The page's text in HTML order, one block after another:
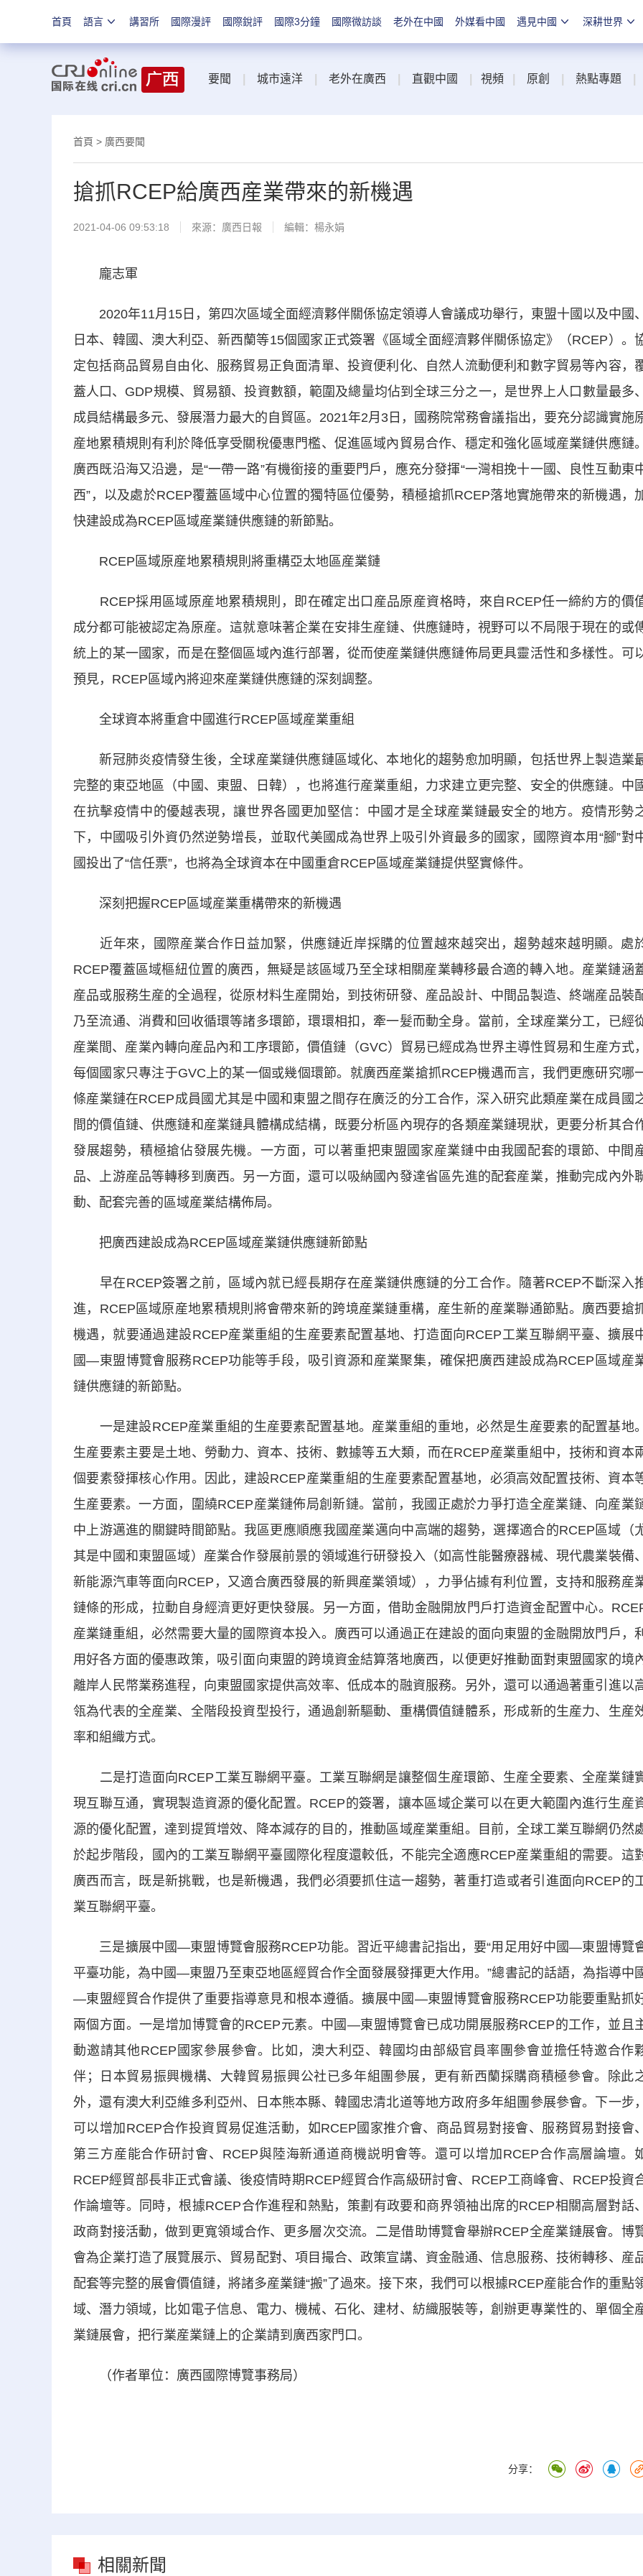
首頁 語言 講習所 國際漫評 國際銳評 國際3分鐘 國際微訪談 老外在中國 外媒看中國 遇見中國 深耕世界
要聞 城市遠洋 老外在廣西 直觀中國 視頻 原創 熱點專題
首頁 > 廣西要聞
搶抓RCEP給廣西産業帶來的新機遇
2021-04-06 09:53:18 來源： 廣西日報 編輯：楊永娟
龐志軍
2020年11月15日，第四次區域全面經濟夥伴關係協定領導人會議成功舉行，東盟十國以及中國、
日本、韓國、澳大利亞、新西蘭等15個國家正式簽署《區域全面經濟夥伴關係協定》（RCEP）。
定包括商品貿易自由化、服務貿易正負面清單、投資便利化、自然人流動便利和數字貿易等內容，
蓋人口、GDP規模、貿易額、投資數額，範圍及總量均佔到全球三分之一，是世界上人口數量最多、
成員結構最多元、發展潛力最大的自貿區。2021年2月3日，國務院常務會議指出，要充分認識實施
産地累積規則有利於降低享受關稅優惠門檻、促進區域內貿易合作、穩定和強化區域産業鏈供應鏈。
廣西既沿海又沿邊，是“一帶一路”有機銜接的重要門戶，應充分發揮“一灣相挽十一國、良性互動東
西”，以及處於RCEP覆蓋區域中心位置的獨特區位優勢，積極搶抓RCEP落地實施帶來的新機遇，
快建設成為RCEP區域産業鏈供應鏈的新節點。
RCEP區域原産地累積規則將重構亞太地區産業鏈
RCEP採用區域原産地累積規則，即在確定出口産品原産資格時，來自RCEP任一締約方的價
成分都可能被認定為原産。這就意味著企業在安排生産鏈、供應鏈時，視野可以不局限于現在的或
統上的某一國家，而是在整個區域內進行部署，從而使産業鏈供應鏈佈局更具靈活性和多樣性。可
預見，RCEP區域內將迎來産業鏈供應鏈的深刻調整。
全球資本將重倉中國進行RCEP區域産業重組
新冠肺炎疫情發生後，全球産業鏈供應鏈區域化、本地化的趨勢愈加明顯，包括世界上製造業
完整的東亞地區（中國、東盟、日韓），也將進行産業重組，力求建立更完整、安全的供應鏈。中
在抗擊疫情中的優越表現，讓世界各國更加堅信：中國才是全球産業鏈最安全的地方。疫情形勢
下，中國吸引外資仍然逆勢增長，並取代美國成為世界上吸引外資最多的國家，國際資本用“腳”對
國投出了“信任票”，也將為全球資本在中國重倉RCEP區域産業鏈提供堅實條件。
深刻把握RCEP區域産業重構帶來的新機遇
近年來，國際産業合作日益加緊，供應鏈近岸採購的位置越來越突出，趨勢越來越明顯。處
RCEP覆蓋區域樞紐位置的廣西，無疑是該區域乃至全球相關産業轉移最合適的轉入地。産業鏈涵
産品或服務生産的全過程，從原材料生産開始，到技術研發、産品設計、中間品製造、終端産品裝
乃至流通、消費和回收循環等諸多環節，環環相扣，牽一髮而動全身。當前，全球産業分工，已經
産業間、産業內轉向産品內和工序環節，價值鏈（GVC）貿易已經成為世界主導性貿易和生産方式，
每個國家只專注于GVC上的某一個或幾個環節。就廣西産業搶抓RCEP機遇而言，我們更應研究哪
條産業鏈在RCEP成員國尤其是中國和東盟之間存在廣泛的分工合作，深入研究此類産業在成員國
間的價值鏈、供應鏈和産業鏈具體構成結構，既要分析區內現存的各類産業鏈現狀，更要分析其合
發展趨勢，積極搶佔發展先機。一方面，可以著重把東盟國家産業鏈中由我國配套的環節、中間
品、上游産品等轉移到廣西。另一方面，還可以吸納國內發達省區先進的配套産業，推動完成內外
動、配套完善的區域産業結構佈局。
把廣西建設成為RCEP區域産業鏈供應鏈新節點
早在RCEP簽署之前，區域內就已經長期存在産業鏈供應鏈的分工合作。隨著RCEP不斷深入
進，RCEP區域原産地累積規則將會帶來新的跨境産業鏈重構，産生新的産業聯通節點。廣西要搶
機遇，就要通過建設RCEP産業重組的生産要素配置基地、打造面向RCEP工業互聯網平臺、擴展
國—東盟博覽會服務RCEP功能等手段，吸引資源和産業聚集，確保把廣西建設成為RCEP區域産
鏈供應鏈的新節點。
一是建設RCEP産業重組的生産要素配置基地。産業重組的重地，必然是生産要素的配置基地。
生産要素主要是土地、勞動力、資本、技術、數據等五大類，而在RCEP産業重組中，技術和資本
個要素發揮核心作用。因此，建設RCEP産業重組的生産要素配置基地，必須高效配置技術、資本
生産要素。一方面，圍繞RCEP産業鏈佈局創新鏈。當前，我國正處於力爭打造全産業鏈、向産業
中上游邁進的關鍵時間節點。我區更應順應我國産業邁向中高端的趨勢，選擇適合的RCEP區域（
其是中國和東盟區域）産業合作發展前景的領域進行研發投入（如高性能醫療器械、現代農業裝備、
新能源汽車等面向RCEP，又適合廣西發展的新興産業領域），力爭佔據有利位置，支持和服務産
鏈條的形成，拉動自身經濟更好更快發展。另一方面，借助金融開放門戶打造資金配置中心。
産業鏈重組，必然需要大量的國際資本投入。廣西可以通過正在建設的面向東盟的金融開放門戶，利
用好各方面的優惠政策，吸引面向東盟的跨境資金結算落地廣西，以便更好推動面對東盟國家的境
離岸人民幣業務進程，向東盟國家提供高效率、低成本的融資服務。另外，還可以通過著重引進以
瓴為代表的全産業、全階段投資型投行，通過創新驅動、重構價值鏈體系，形成新的生産力、生産
率和組織方式。
二是打造面向RCEP工業互聯網平臺。工業互聯網是讓整個生産環節、生産全要素、全産業鏈
現互聯互通，實現製造資源的優化配置。RCEP的簽署，讓本區域企業可以在更大範圍內進行生産
源的優化配置，達到提質增效、降本減存的目的，推動區域産業重組。目前，全球工業互聯網仍然
於起步階段，國內的工業互聯網平臺國際化程度還較低，不能完全適應RCEP産業重組的需要。這
廣西而言，既是新挑戰，也是新機遇，我們必須要抓住這一趨勢，著重打造或者引進面向RCEP的
業互聯網平臺。
三是擴展中國—東盟博覽會服務RCEP功能。習近平總書記指出，要“用足用好中國—東盟博覽
平臺功能，為中國—東盟乃至東亞地區經貿合作全面發展發揮更大作用。”總書記的話語，為指導中
—東盟經貿合作提供了重要指導意見和根本遵循。擴展中國—東盟博覽會服務RCEP功能要重點抓
兩個方面。一是增加博覽會的RCEP元素。中國—東盟博覽會已成功開展服務RCEP的工作，並且
動邀請其他RCEP國家參展參會。比如，澳大利亞、韓國均由部級官員率團參會並擔任特邀合作
伴；日本貿易振興機構、大韓貿易振興公社已多年組團參展，更有新西蘭採購商積極參會。除此
外，還有澳大利亞維多利亞州、日本熊本縣、韓國忠清北道等地方政府多年組團參展參會。下一步，
可以增加RCEP合作投資貿易促進活動，如RCEP國家推介會、商品貿易對接會、服務貿易對接會、
第三方産能合作研討會、RCEP與陸海新通道商機説明會等。還可以增加RCEP合作高層論壇。
RCEP經貿部長非正式會議、後疫情時期RCEP經貿合作高級研討會、RCEP工商峰會、RCEP投資
作論壇等。同時，根據RCEP合作進程和熱點，策劃有政要和商界領袖出席的RCEP相關高層對話、
政商對接活動，做到更寬領域合作、更多層次交流。二是借助博覽會舉辦RCEP全産業鏈展會。博
會為企業打造了展覽展示、貿易配對、項目撮合、政策宣講、資金融通、信息服務、技術轉移、産
配套等完整的展會價值鏈，將諸多産業鏈“搬”了過來。接下來，我們可以根據RCEP産能合作的重點
域、潛力領域，比如電子信息、電力、機械、石化、建材、紡織服裝等，創辦更專業性的、單個全
業鏈展會，把行業産業鏈上的企業請到廣西家門口。
（作者單位：廣西國際博覽事務局）
分享：
相關新聞